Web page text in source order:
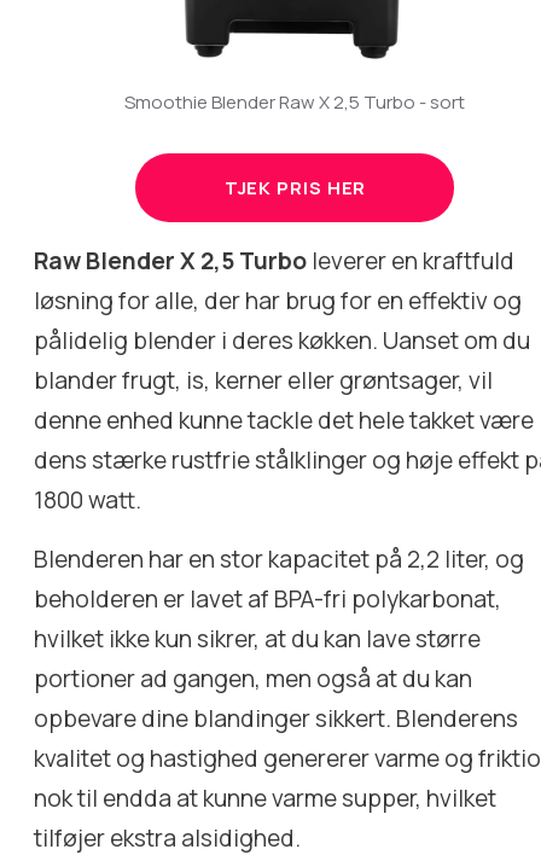
Smoothie Blender Raw X 2,5 Turbo - sort
TJEK PRIS HER
Raw Blender X 2,5 Turbo leverer en kraftfuld
løsning for alle, der har brug for en effektiv og
pålidelig blender i deres køkken. Uanset om du
blander frugt, is, kerner eller grøntsager, vil
denne enhed kunne tackle det hele takket være
dens stærke rustfrie stålklinger og høje effekt
1800 watt.
Blenderen har en stor kapacitet på 2,2 liter, og
beholderen er lavet af BPA-fri polykarbonat,
hvilket ikke kun sikrer, at du kan lave større
portioner ad gangen, men også at du kan
opbevare dine blandinger sikkert. Blenderens
kvalitet og hastighed genererer varme og
nok til endda at kunne varme supper, hvilket
tilføjer ekstra alsidighed.